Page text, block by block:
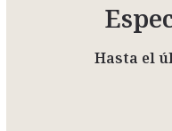
Hasta el